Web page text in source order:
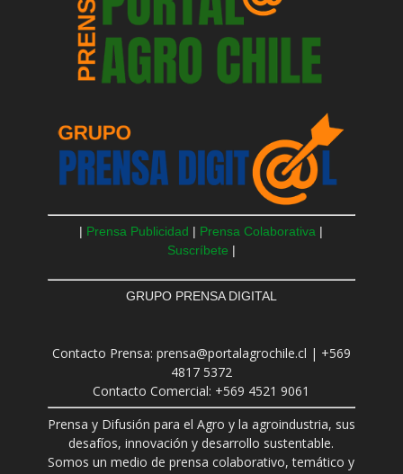
| Prensa Publicidad | Prensa Colaborativa |
Suscríbete |
GRUPO PRENSA DIGITAL
Contacto Prensa: prensa@portalagrochile.cl | +569
4817 5372
Contacto Comercial: +569 4521 9061
Prensa y Difusión para el Agro y la agroindustria, sus
desafíos, innovación y desarrollo sustentable.
Somos un medio de prensa colaborativo, temático y